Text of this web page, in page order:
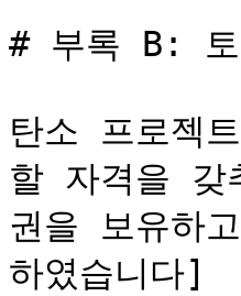
# 부록 B: 토
탄소 프로젝
할 자격을 갖
권을 보유하
하였습니다]